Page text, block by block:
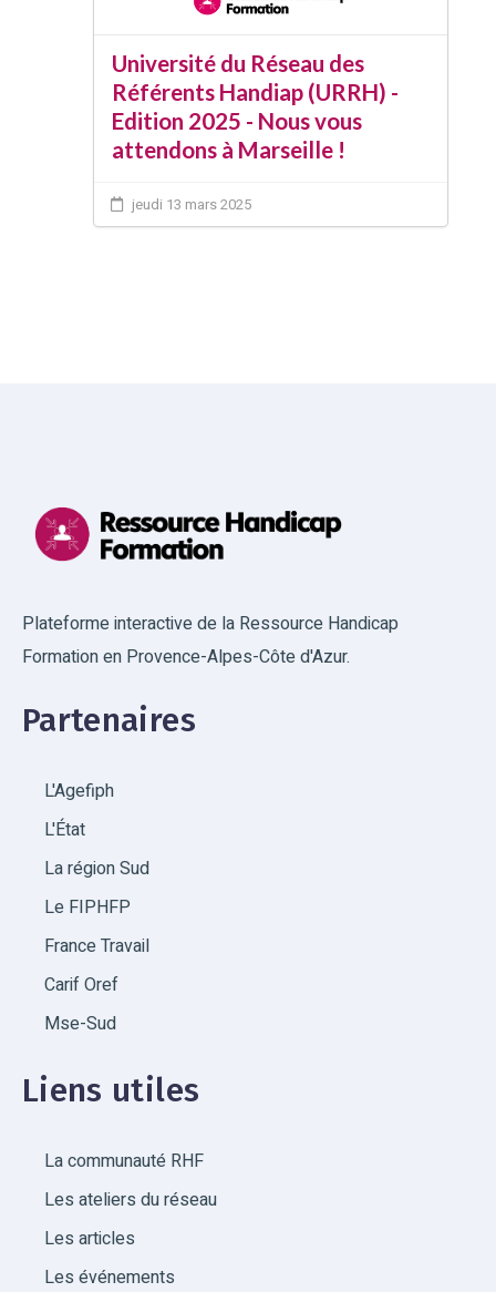
Université du Réseau des
Référents Handiap (URRH) -
Edition 2025 - Nous vous
attendons à Marseille !
jeudi 13 mars 2025
Plateforme interactive de la Ressource Handicap
Formation en Provence-Alpes-Côte d'Azur.
Partenaires
L'Agefiph
L'État
La région Sud
Le FIPHFP
France Travail
Carif Oref
Mse-Sud
Liens utiles
La communauté RHF
Les ateliers du réseau
Les articles
Les événements